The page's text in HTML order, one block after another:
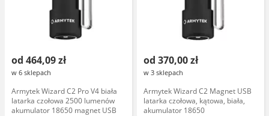
od 464,09 zł
w 6 sklepach
Armytek Wizard C2 Pro V4 biała
latarka czołowa 2500 lumenów
akumulator 18650 magnet USB
od 370,00 zł
w 3 sklepach
Armytek Wizard C2 Magnet USB
latarka czołowa, kątowa, biała,
akumulator 18650